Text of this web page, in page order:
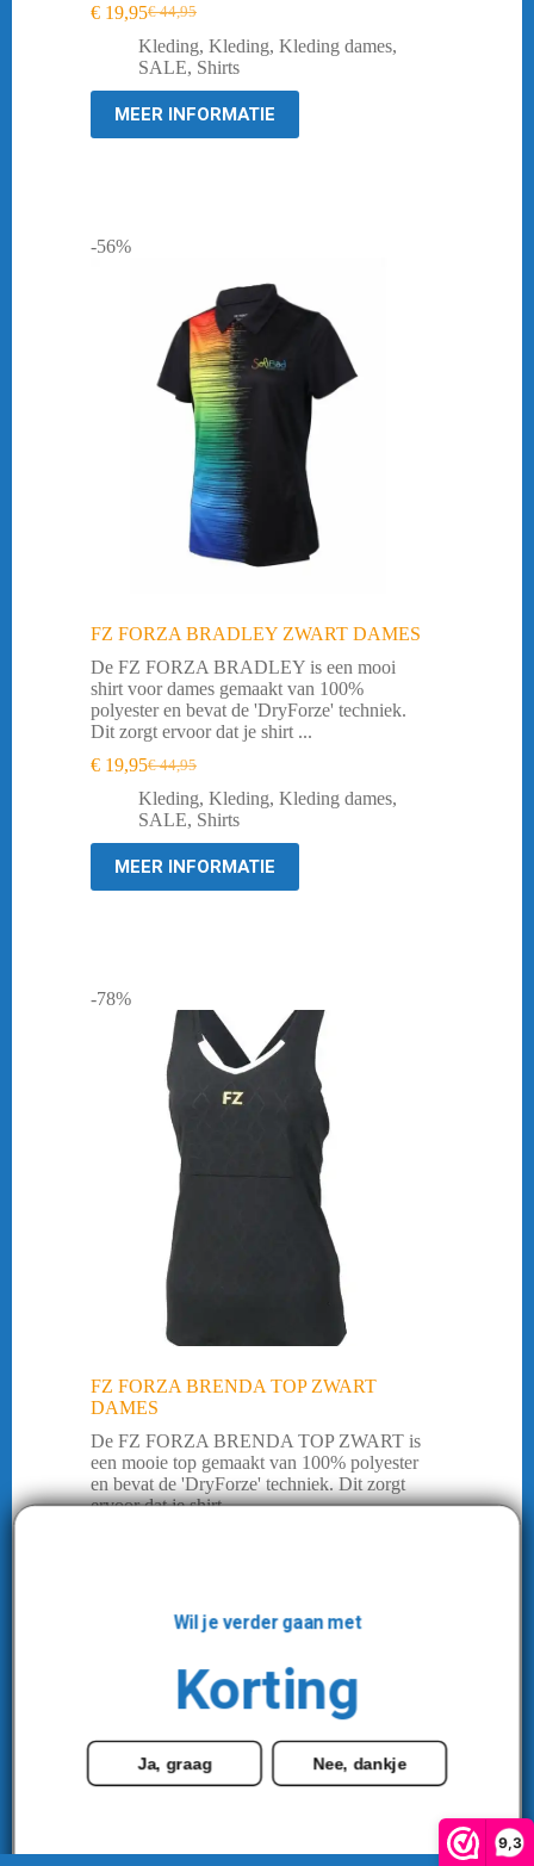
9,3
€44,95
Oorspronkelijke
prijs
was:
€ 19,95Huidige
prijs
is:
Kleding, Kleding, Kleding dames,
SALE, Shirts
MEER INFORMATIE
-56%
FZ FORZA BRADLEY ZWART DAMES
De FZ FORZA BRADLEY is een mooi
shirt voor dames gemaakt van 100%
polyester en bevat de 'DryForze' techniek.
Dit zorgt ervoor dat je shirt ...
€44,95
Oorspronkelijke
prijs
was:
€ 44,95.
€ 19,95Huidige
prijs
is:
€ 19,95.
Kleding, Kleding, Kleding dames,
SALE, Shirts
MEER INFORMATIE
-78%
FZ FORZA BRENDA TOP ZWART
DAMES
De FZ FORZA BRENDA TOP ZWART is
een mooie top gemaakt van 100% polyester
en bevat de 'DryForze' techniek. Dit zorgt
ervoor dat je shirt ...
€ 44,95.
€ 10,00.
MEER INFORMATIE
Korting
Ja, graag Nee, dankje